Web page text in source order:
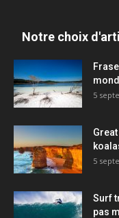
Notre choix
5
5
Surf
pas